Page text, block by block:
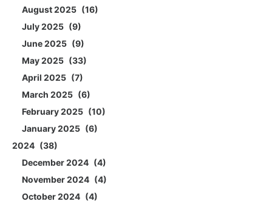
August 2025
16
July 2025
9
June 2025
9
May 2025
33
April 2025
7
March 2025
6
February 2025
10
January 2025
6
2024
38
December 2024
4
November 2024
4
October 2024
4